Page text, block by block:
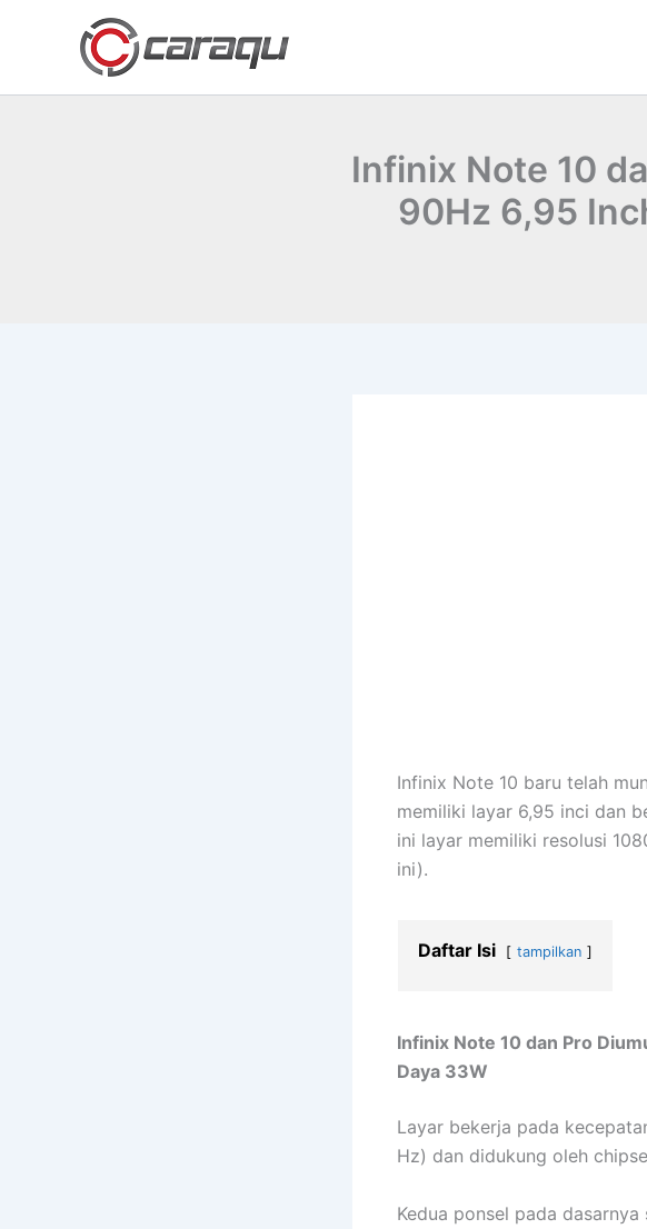
Infinix Note 10
90Hz 6,95
Infinix Note 10 baru telah
memiliki layar 6,95 inci dan
ini layar memiliki resolusi
ini).
Daftar Isi tampilkan
Infinix Note 10 dan Pro
Daya 33W
Layar bekerja pada
Hz) dan didukung oleh
Kedua ponsel pada